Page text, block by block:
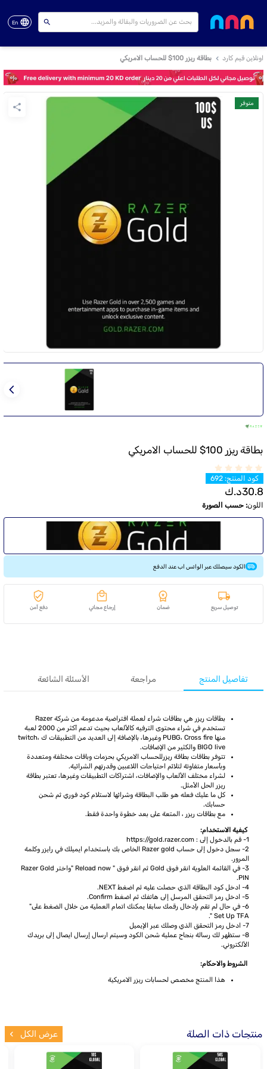
En
اونلاين قيم كارد بطاقة ريزر 100$ للحساب الامريكي
متوفر
بطاقة ريزر 100$ للحساب الامريكي
كود المنتج:
692
30.8د.ك
اللون: حسب الصورة
الكود سيصلك عبر الواتس اب عند الدفع
توصيل سريع ضمان إرجاع مجاني دفع آمن
تفاصيل المنتج مراجعة الأسئلة الشائعة
بطاقات ريزر هي بطاقات شراء لعملة افتراضية مدعومة من شركة Razer
تستخدم في شراء محتوى الترفيه كالألعاب بحيث تدعم أكثر من 2000 لعبة
منها PUBG، Cross fire وغيرها، بالإضافة إلى العديد من التطبيقات ك twitch،
BIGO live والكثير من الإضافات.
تتوفر بطاقات بطاقة ريزرللحساب الامريكي بحزمات وباقات مختلفة ومتعددة
وبأسعار متفاوتة لتلائم احتياجات اللاعبين وقدرتهم الشرائية.
لشراء مختلف الألعاب والإضافات، اشتراكات التطبيقات وغيرها، تعتبر بطاقة
ريزر الحل الأمثل.
كل ما عليك فعله هو طلب البطاقة وشرائها لاستلام كود فوري ثم شحن
حسابك.
مع بطاقات ريزر ، المتعة على بعد خطوة واحدة فقط.
كيفية الاستخدام:
1- قم بالدخول إلى : https://gold.razer.com
2- سجل دخول إلى حساب Razer gold الخاص بك باستخدام ايميلك في رايزر وكلمة
المرور.
3- في القائمة العلوية انقر فوق Gold ثم انقر فوق " Reload now "واختر Razer Gold
PIN.
4- ادخل كود البطاقة الذي حصلت عليه ثم اضغط NEXT.
5- ادخل رمز التحقق المرسل إلى هاتفك ثم اضغط Confirm.
6- في حال لم تقم بإدخال رقمك سابقا يمكنك اتمام العملية من خلال الضغط على"
Set Up TFA ".
7- ادخل رمز التحقق الذي وصلك عبر الإيميل
8- ستظهر لك رسالة بنجاح عملية شحن الكود وسيتم ارسال إرسال ايصال إلى بريدك
الألكتروني.
الشروط والاحكام:
هذا المنتج مخصص لحسابات ريزر الامريكية
منتجات ذات الصلة عرض الكل